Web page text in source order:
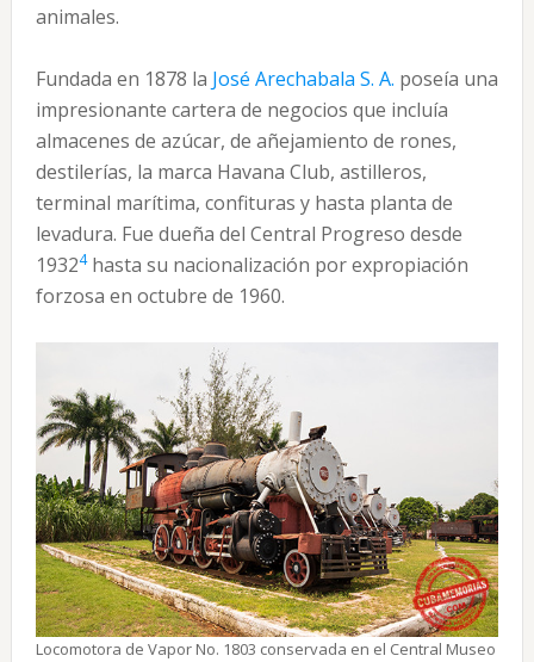
animales.
Fundada en 1878 la José Arechabala S. A. poseía una
impresionante cartera de negocios que incluía
almacenes de azúcar, de añejamiento de rones,
destilerías, la marca Havana Club, astilleros,
terminal marítima, confituras y hasta planta de
levadura. Fue dueña del Central Progreso desde
19324hasta su nacionalización por expropiación
forzosa en octubre de 1960.
Locomotora de Vapor No. 1803 conservada en el Central Museo